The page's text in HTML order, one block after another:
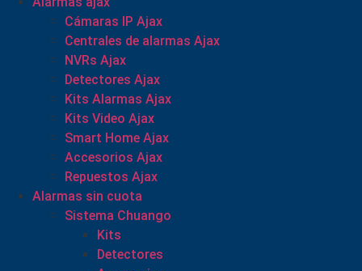
Cámaras IP Ajax
Centrales de alarmas Ajax
NVRs Ajax
Detectores Ajax
Kits Alarmas Ajax
Kits Video Ajax
Smart Home Ajax
Accesorios Ajax
Repuestos Ajax
Alarmas sin cuota
Sistema Chuango
Kits
Detectores